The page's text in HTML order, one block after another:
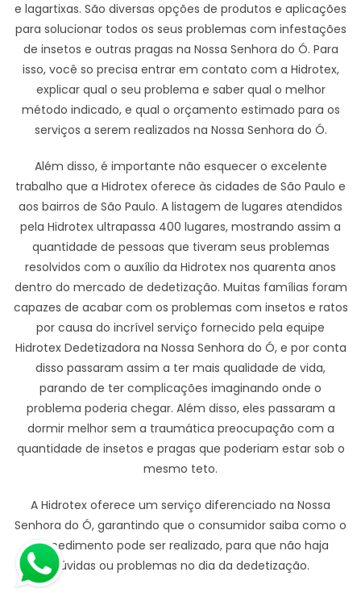
e lagartixas. São diversas opções de produtos e aplicações
para solucionar todos os seus problemas com infestações
de insetos e outras pragas na Nossa Senhora do Ó. Para
isso, você so precisa entrar em contato com a Hidrotex,
explicar qual o seu problema e saber qual o melhor
método indicado, e qual o orçamento estimado para os
serviços a serem realizados na Nossa Senhora do Ó.
Além disso, é importante não esquecer o excelente
trabalho que a Hidrotex oferece às cidades de São Paulo e
aos bairros de São Paulo. A listagem de lugares atendidos
pela Hidrotex ultrapassa 400 lugares, mostrando assim a
quantidade de pessoas que tiveram seus problemas
resolvidos com o auxílio da Hidrotex nos quarenta anos
dentro do mercado de dedetização. Muitas famílias foram
capazes de acabar com os problemas com insetos e ratos
por causa do incrível serviço fornecido pela equipe
Hidrotex Dedetizadora na Nossa Senhora do Ó, e por conta
disso passaram assim a ter mais qualidade de vida,
parando de ter complicações imaginando onde o
problema poderia chegar. Além disso, eles passaram a
dormir melhor sem a traumática preocupação com a
quantidade de insetos e pragas que poderiam estar sob o
mesmo teto.
A Hidrotex oferece um serviço diferenciado na Nossa
Senhora do Ó, garantindo que o consumidor saiba como o
procedimento pode ser realizado, para que não haja
dúvidas ou problemas no dia da dedetização.